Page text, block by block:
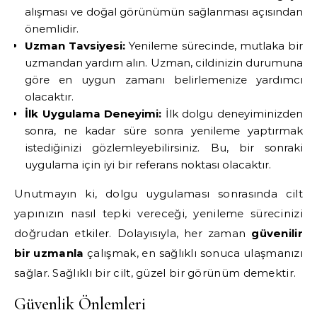
alışması ve doğal görünümün sağlanması açısından
önemlidir.
Uzman Tavsiyesi: Yenileme sürecinde, mutlaka bir
uzmandan yardım alın. Uzman, cildinizin durumuna
göre en uygun zamanı belirlemenize yardımcı
olacaktır.
İlk Uygulama Deneyimi: İlk dolgu deneyiminizden
sonra, ne kadar süre sonra yenileme yaptırmak
istediğinizi gözlemleyebilirsiniz. Bu, bir sonraki
uygulama için iyi bir referans noktası olacaktır.
Unutmayın ki, dolgu uygulaması sonrasında cilt
yapınızın nasıl tepki vereceği, yenileme sürecinizi
doğrudan etkiler. Dolayısıyla, her zaman güvenilir
bir uzmanla çalışmak, en sağlıklı sonuca ulaşmanızı
sağlar. Sağlıklı bir cilt, güzel bir görünüm demektir.
Güvenlik Önlemleri